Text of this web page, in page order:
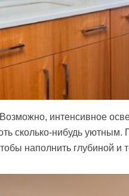
интенсивное
сколько-нибудь уютным.
наполнить глубиной и